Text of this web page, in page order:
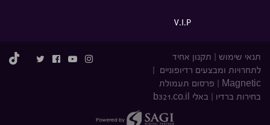
V.I.P
תנאי שימוש
תקנון אחיד
לתחרויות ומבצעים רדיופוניים
Magnetic
פרסום תעמולת
בחירות ברדיו
באלי b321.co.il